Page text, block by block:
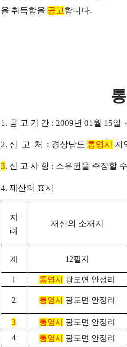
을 취득함을 공고합니다.
1. 공 고 기 간 : 2009년 01월 15일
2. 신 고 처 : 경상남도 통영시 지
3. 신 고 사 항 : 소유권을 주장할
4. 재산의 표시
차
례
재산의 소재지
계 12필지
1
통영시 광도면 안정리
2 통영시 광도면 안정리
3 통영시 광도면 안정리
4
통영시 광도면 안정리